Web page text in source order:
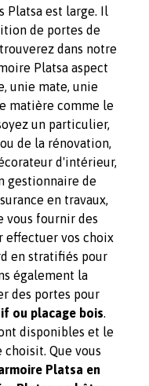
Platsa est large. Il
de portes de
dans notre
Platsa aspect
unie mate, unie
matière comme le
un particulier,
de la rénovation,
d'intérieur,
gestionnaire de
en travaux,
vous fournir des
effectuer vos choix
en stratifiés pour
également la
des portes pour
ou placage bois
disponibles et le
Que vous
Platsa en